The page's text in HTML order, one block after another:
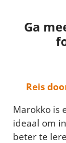
Ga
Reis
Marokko is
ideaal om
beter te